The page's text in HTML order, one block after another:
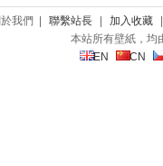
於我們 | 聯繫站長 加入收藏
本站所有壁紙，均
EN
CN